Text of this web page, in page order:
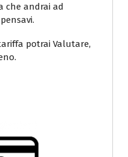
che andrai ad
potrai Valutare,